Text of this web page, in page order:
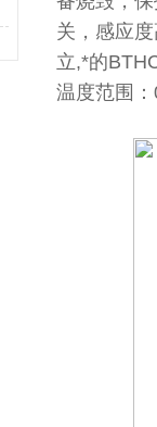
关，感应
立,*的
温度范围